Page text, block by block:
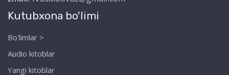
Kutubxona bo'limi
Bo'limlar >
Audio kitoblar
Yangi kitoblar